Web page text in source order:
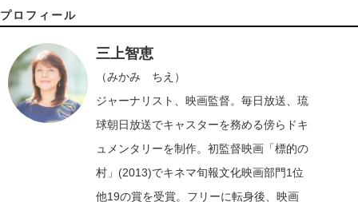
プロフィール
三上智恵
（みかみ ちえ）
ジャーナリスト、映画監督。毎日放送、琉
球朝日放送でキャスターを務める傍らドキ
ュメンタリーを制作。初監督映画「標的の
村」(2013)でキネマ旬報文化映画部門1位
他19の賞を受賞。フリーに転身後、映画